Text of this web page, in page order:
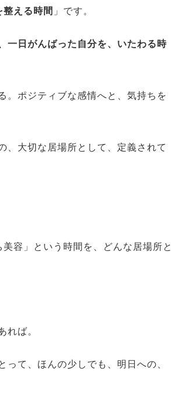
整える時間 」です。
一日がんばった自分を、いたわる時
。ポジティブな感情へと、気持ちを
、大切な居場所として、定義されて
容」という時間を、どんな居場所と
れば。
て、ほんの少しでも、明日への、